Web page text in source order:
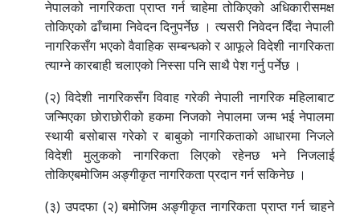
नेपालको नागरिकता प्राप्त गर्न चाहेमा तोकिएको अधिकारीसमक्ष
तोकिएको ढाँचामा निवेदन दिनुपर्नेछ । त्यसरी निवेदन दिँदा नेपाली
नागरिकसँग भएको वैवाहिक सम्बन्धको र आफूले विदेशी नागरिकता
त्याग्ने कारबाही चलाएको निस्सा पनि साथै पेश गर्नु पर्नेछ ।
(२) विदेशी नागरिकसँग विवाह गरेकी नेपाली नागरिक महिलाबाट
जन्मिएका छोराछोरीको हकमा निजको नेपालमा जन्म भई नेपालमा
स्थायी बसोबास गरेको र बाबुको नागरिकताको आधारमा निजले
विदेशी मुलुकको नागरिकता लिएको रहेनछ भने निजलाई
तोकिएबमोजिम अङ्गीकृत नागरिकता प्रदान गर्न सकिनेछ ।
(३) उपदफा (२) बमोजिम अङ्गीकृत नागरिकता प्राप्त गर्न चाहने